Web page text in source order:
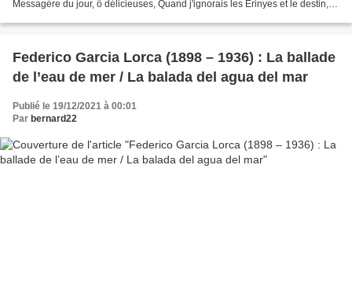
Messagère du jour, ô délicieuses, Quand j'ignorais les Erinyes et le destin, Et
Federico Garcia Lorca (1898 – 1936) : La ballade
de l’eau de mer / La balada del agua del mar
Publié le 19/12/2021 à 00:01
Par bernard22